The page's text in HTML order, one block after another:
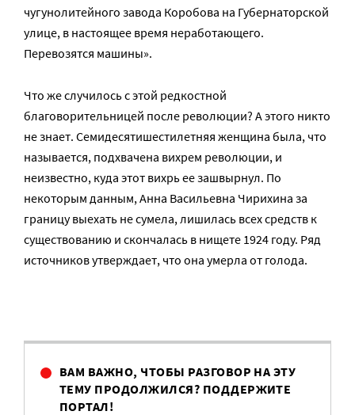
чугунолитейного завода Коробова на Губернаторской
улице, в настоящее время неработающего.
Перевозятся машины».
Что же случилось с этой редкостной
благоворительницей после революции? А этого никто
не знает. Семидесятишестилетняя женщина была, что
называется, подхвачена вихрем революции, и
неизвестно, куда этот вихрь ее зашвырнул. По
некоторым данным, Анна Васильевна Чирихина за
границу выехать не сумела, лишилась всех средств к
существованию и скончалась в нищете 1924 году. Ряд
источников утверждает, что она умерла от голода.
ВАМ ВАЖНО, ЧТОБЫ РАЗГОВОР НА ЭТУ
ТЕМУ ПРОДОЛЖИЛСЯ? ПОДДЕРЖИТЕ
ПОРТАЛ!